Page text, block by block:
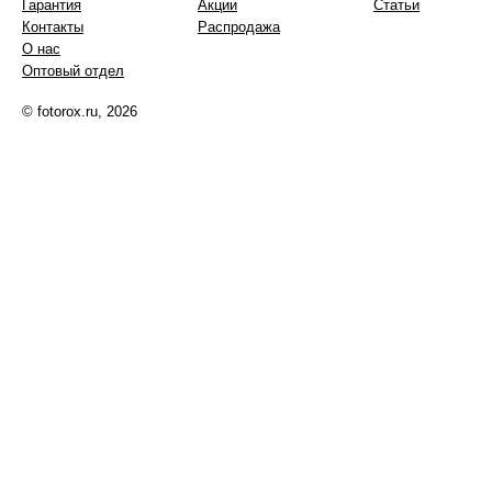
Гарантия
Контакты
О нас
Оптовый отдел
Акции
Распродажа
Статьи
© fotorox.ru, 2026